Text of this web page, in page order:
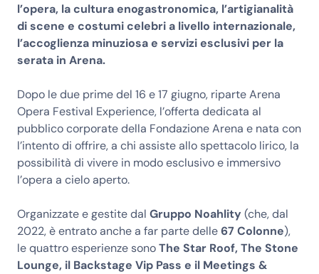
l’opera, la cultura enogastronomica, l’artigianalità
di scene e costumi celebri a livello internazionale,
l’accoglienza minuziosa e servizi esclusivi per la
serata in Arena.
Dopo le due prime del 16 e 17 giugno, riparte Arena
Opera Festival Experience, l’offerta dedicata al
pubblico corporate della Fondazione Arena e nata con
l’intento di offrire, a chi assiste allo spettacolo lirico, la
possibilità di vivere in modo esclusivo e immersivo
l’opera a cielo aperto.
Organizzate e gestite dal Gruppo Noahlity (che, dal
2022, è entrato anche a far parte delle67 Colonne),
le quattro esperienze sonoThe Star Roof, The Stone
Lounge, il Backstage Vip Pass e il Meetings &